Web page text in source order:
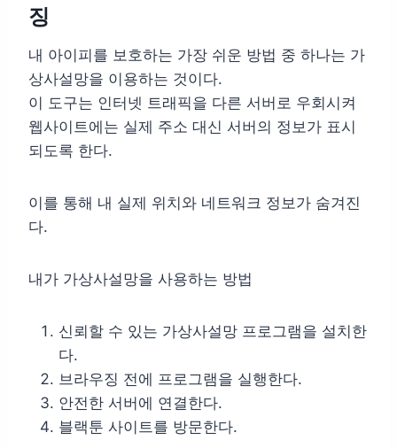
징
내 아이피를 보호하는 가장 쉬운 방법 중 하나는 가
상사설망을 이용하는 것이다.
이 도구는 인터넷 트래픽을 다른 서버로 우회시켜
웹사이트에는 실제 주소 대신 서버의 정보가 표시
되도록 한다.
이를 통해 내 실제 위치와 네트워크 정보가 숨겨진
다.
내가 가상사설망을 사용하는 방법
신뢰할 수 있는 가상사설망 프로그램을 설치한
다.
브라우징 전에 프로그램을 실행한다.
안전한 서버에 연결한다.
블랙툰 사이트를 방문한다.